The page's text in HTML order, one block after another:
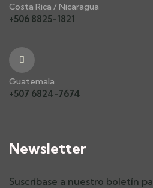
Costa Rica / Nicaragua
+506 8825-1821
Guatemala
+507 6824-7674
Newsletter
Suscríbase a nuestro boletín